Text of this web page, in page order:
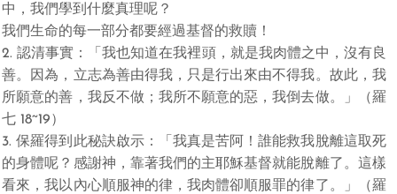
中，我們學到什麼真理呢？
我們生命的每一部分都要經過基督的救贖！
2. 認清事實：「我也知道在我裡頭，就是我肉體之中，沒有良
善。因為，立志為善由得我，只是行出來由不得我。故此，我
所願意的善，我反不做；我所不願意的惡，我倒去做。」（羅
七 18~19）
3. 保羅得到此秘訣啟示：「我真是苦阿！誰能救我脫離這取死
的身體呢？感謝神，靠著我們的主耶穌基督就能脫離了。這樣
看來，我以內心順服神的律，我肉體卻順服罪的律了。」（羅